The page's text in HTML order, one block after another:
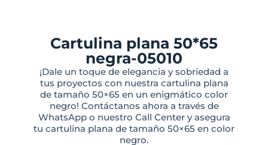
Cartulina plana 50*65
negra-05010
¡Dale un toque de elegancia y sobriedad a
tus proyectos con nuestra cartulina plana
de tamaño 50×65 en un enigmático color
negro! Contáctanos ahora a través de
WhatsApp o nuestro Call Center y asegura
tu cartulina plana de tamaño 50×65 en color
negro.